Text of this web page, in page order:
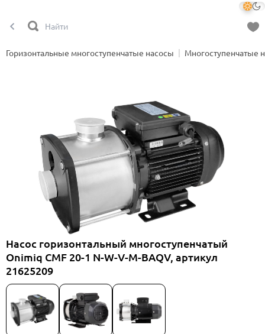
Горизонтальные многоступенчатые насосы Многоступенчатые
Насос горизонтальный многоступенчатый
Onimiq CMF 20-1 N-W-V-M-BAQV, артикул
21625209